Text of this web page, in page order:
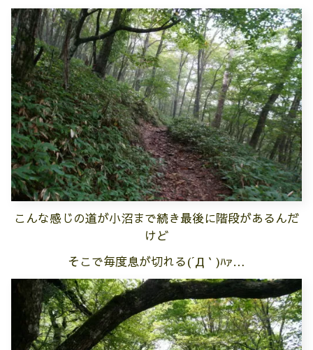
こんな感じの道が小沼まで続き最後に階段があるんだ
けど
そこで毎度息が切れる(´Д｀)ﾊｧ…